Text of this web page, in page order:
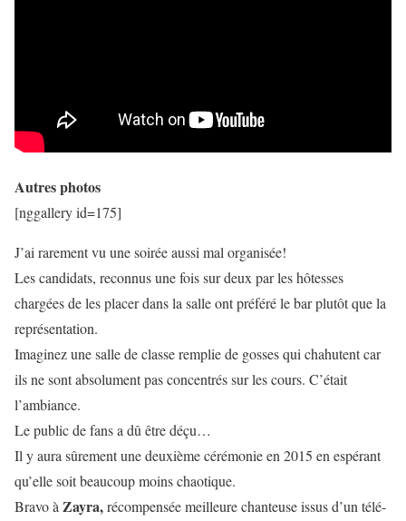
Autres photos
[nggallery id=175]
J’ai rarement vu une soirée aussi mal organisée!
Les candidats, reconnus une fois sur deux par les hôtesses
chargées de les placer dans la salle ont préféré le bar plutôt que la
représentation.
Imaginez une salle de classe remplie de gosses qui chahutent car
ils ne sont absolument pas concentrés sur les cours. C’était
l’ambiance.
Le public de fans a dû être déçu…
Il y aura sûrement une deuxième cérémonie en 2015 en espérant
qu’elle soit beaucoup moins chaotique.
Bravo àZayra,récompensée meilleure chanteuse issus d’un télé-